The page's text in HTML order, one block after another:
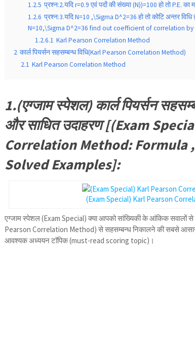
1.2.5 प्रश्न:2.यदि r=0.9 एवं पदों की संख्या (N))=100 हो तो P.E. का
1.2.6 प्रश्न:3.यदि N=10 ,\Sigma D^2=36 हो तो कोटि अन्तर विधि
N=10,\Sigma D^2=36 find out coefficient of correlation
1.2.6.1 Karl Pearson Correlation Method
2 कार्ल पियर्सन सहसम्बन्ध विधि(Karl Pearson Correlation Method)
2.1 Karl Pearson Correlation Method
1.(एग्जाम स्पेशल) कार्ल पियर्सन
और साधित उदाहरण [(Exam
Correlation Method: Formula
Solved Examples]:
(Exam Special) Karl Pearson
एग्जाम स्पेशल (Exam Special) क्या आपको सांख्यिकी के आंकिक सवालों से
Pearson Correlation Method) से सहसम्बन्ध निकालने की सबसे
आवश्यक अध्ययन टाॅपिक (must-read scoring topic)।